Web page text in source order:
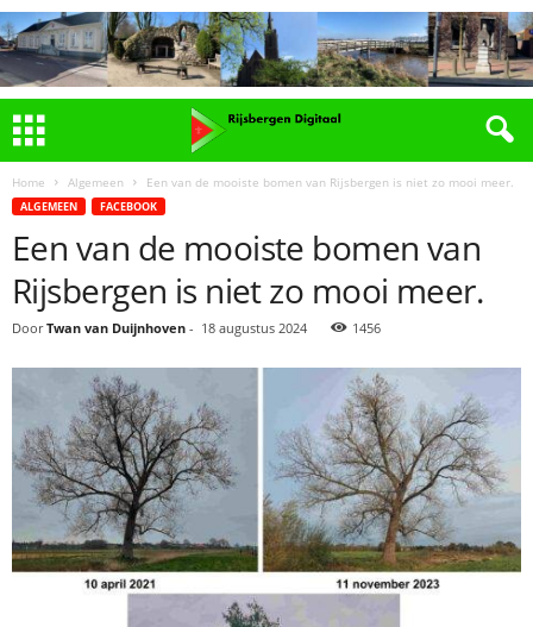
Home Algemeen Een van de mooiste bomen van Rijsbergen is niet zo mooi meer.
ALGEMEEN FACEBOOK
Een van de mooiste bomen van
Rijsbergen is niet zo mooi meer.
Door Twan van Duijnhoven - 18 augustus 2024 1456